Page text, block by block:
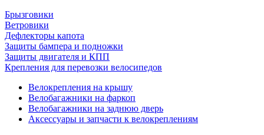
Брызговики
Ветровики
Дефлекторы капота
Защиты бампера и подножки
Защиты двигателя и КПП
Крепления для перевозки велосипедов
Велокрепления на крышу
Велобагажники на фаркоп
Велобагажники на заднюю дверь
Аксессуары и запчасти к велокреплениям